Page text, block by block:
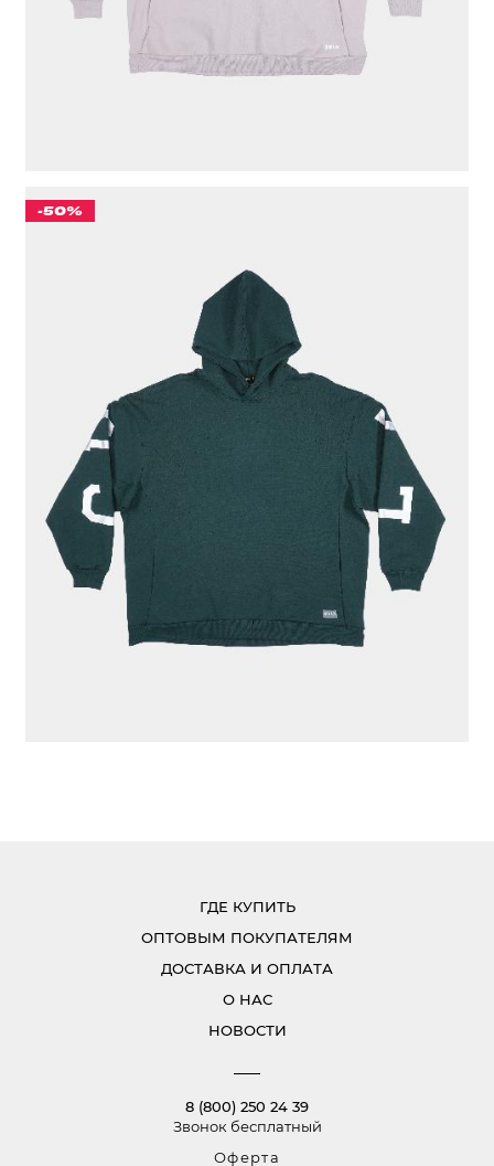
РАЗМЕР ОДЕЖДЫ / ИЗДЕЛИЯ
ONE SIZE
-50%
КОСТЮМ "CULT" ONE SIZE ЗЕЛЕНЫЙ
5 556 ₽
РАЗМЕР ОДЕЖДЫ / ИЗДЕЛИЯ
ONE SIZE
ГДЕ КУПИТЬ
ОПТОВЫМ ПОКУПАТЕЛЯМ
ДОСТАВКА И ОПЛАТА
О НАС
НОВОСТИ
8 (800) 250 24 39
Звонок бесплатный
Оферта